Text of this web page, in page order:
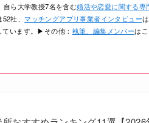
自ら大学教授7名を含む婚活や恋愛に関する専
52社、マッチングアプリ事業者インタビュー
います。▶その他： 執筆、編集メンバーは